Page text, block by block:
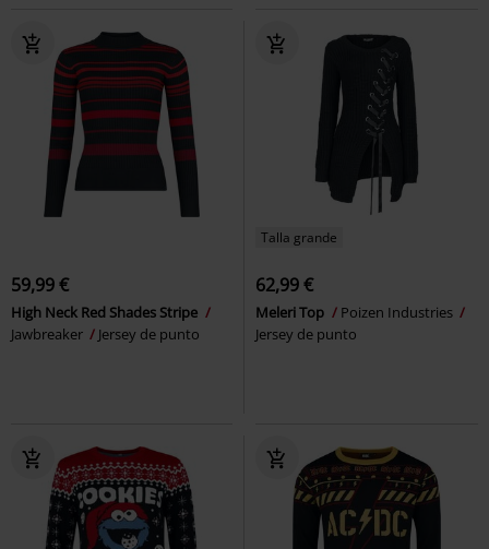
59,99 €
High Neck Red Shades Stripe
Jawbreaker
Jersey de punto
Talla grande
62,99 €
Meleri Top
Poizen Industries
Jersey de punto